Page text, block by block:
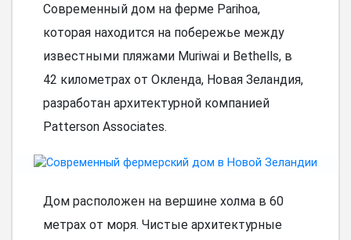
Современный дом на ферме Parihoa,
которая находится на побережье между
известными пляжами Muriwai и Bethells, в
42 километрах от Окленда, Новая Зеландия,
разработан архитектурной компанией
Patterson Associates.
Дом расположен на вершине холма в 60
метрах от моря. Чистые архитектурные